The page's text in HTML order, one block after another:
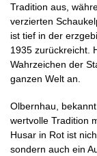
Tradition aus,
verzierten
ist tief in der
1935 zurückreicht.
Wahrzeichen der
ganzen Welt an.
Olbernhau,
wertvolle Tradition
Husar in Rot ist
sondern auch ein